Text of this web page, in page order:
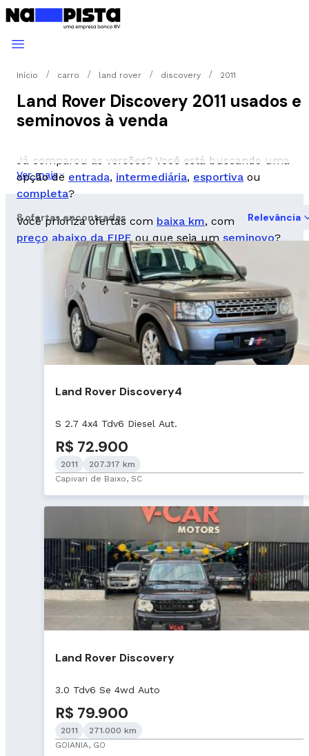
Início carro land rover discovery 2011
Land Rover Discovery 2011 usados e
seminovos à venda
Já comparou as versões? Você está buscando uma
opção de entrada, intermediária, esportiva ou
completa?
Você prioriza ofertas com baixa km, com
preço abaixo da FIPEou que seja umseminovo?
Ver mais
8 ofertas encontradas Relevância
Land Rover Discovery4
S 2.7 4x4 Tdv6 Diesel Aut.
R$ 72.900
2011
207.317 km
Capivari de Baixo, SC
Land Rover Discovery
3.0 Tdv6 Se 4wd Auto
R$ 79.900
2011
271.000 km
GOIANIA, GO